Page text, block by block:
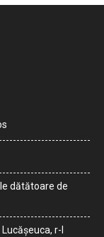
dătătoare de
r-l